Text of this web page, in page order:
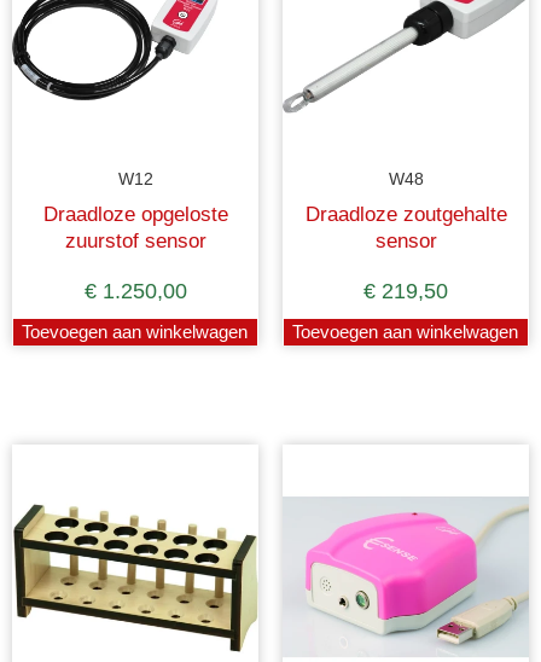
W12
Draadloze opgeloste
zuurstof sensor
€1.250,00
Toevoegen aan winkelwagen
W48
Draadloze zoutgehalte
sensor
€ 219,50
Toevoegen aan winkelwagen